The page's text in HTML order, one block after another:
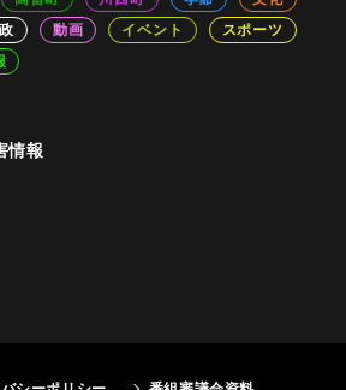
動画 イベント
スポーツ
情報